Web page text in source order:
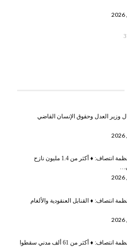
وزير العدل وحقوق الإنسان القاضي
انتصاف: ♦️
أكثر من 1.4 مليون نازح
انتصاف: ♦️القنابل العنقودية والألغام
انتصاف: ♦️ أكثر من 61 ألف مدني سقطوا